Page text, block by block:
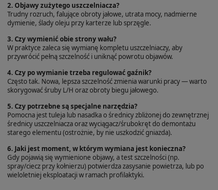
2. Objawy zużytego uszczelniacza?
Trudny rozruch, falujące obroty jałowe, utrata mocy, nadmierne
dymienie, ślady oleju przy karterze lub sprzęgle.
3. Czy wymienić obie strony wału?
W praktyce zaleca się wymianę kompletu uszczelniaczy, aby
przywrócić pełną szczelność i uniknąć powrotu objawów.
4. Czy po wymianie trzeba regulować gaźnik?
Często tak. Nowa, lepsza szczelność zmienia warunki pracy — warto
skorygować śruby L/H oraz obroty biegu jałowego.
5. Czy potrzebne są specjalne narzędzia?
Pomocna jest tuleja lub nasadka o średnicy zbliżonej do zewnętrznej
średnicy uszczelniacza oraz wyciągacz/śrubokręt do demontażu
starego elementu (ostrożnie, by nie uszkodzić gniazda).
6. Jaki jest moment, w którym wymiana jest konieczna?
Gdy pojawią się wymienione objawy, a test szczelności (np.
spray/ciecz przy kołnierzu) potwierdza zasysanie powietrza, lub po
wieloletniej eksploatacji w ramach profilaktyki.